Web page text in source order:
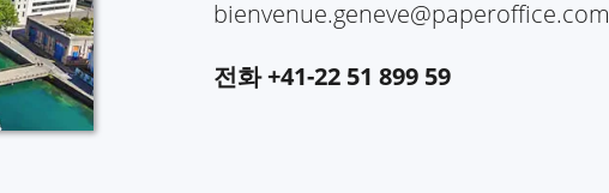
bienvenue.geneve@paperoffice.com
전화 +41-22 51 899 59